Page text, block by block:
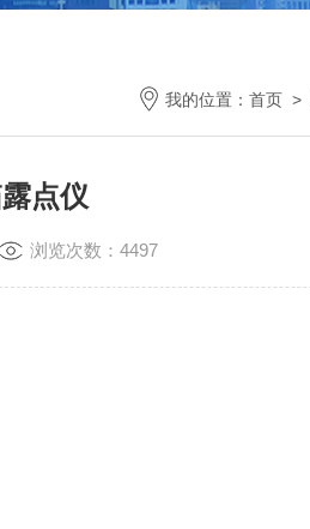
我的位置： 首页 >
点仪
浏览次数：4497